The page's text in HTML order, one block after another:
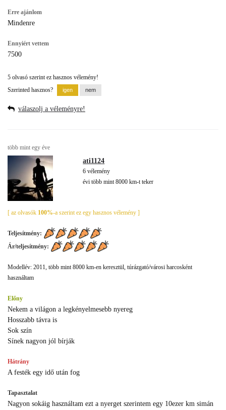
Erre ajánlom
Mindenre
Ennyiért vettem
7500
5 olvasó szerint ez hasznos vélemény!
Szerinted hasznos?
válaszolj a véleményre!
több mint egy éve
ati1124
6 vélemény
évi több mint 8000 km-t teker
[ az olvasók 100%-a szerint ez egy hasznos vélemény ]
Teljesítmény:
Ár/teljesítmény:
Modellév: 2011, több mint 8000 km-en keresztül, túrázgató/városi harcosként
használtam
Előny
Nekem a világon a legkényelmesebb nyereg
Hosszabb távra is
Sok szín
Sínek nagyon jól bírják
Hátrány
A festék egy idő után fog
Tapasztalat
Nagyon sokáig használtam ezt a nyerget szerintem egy 10ezer km simán